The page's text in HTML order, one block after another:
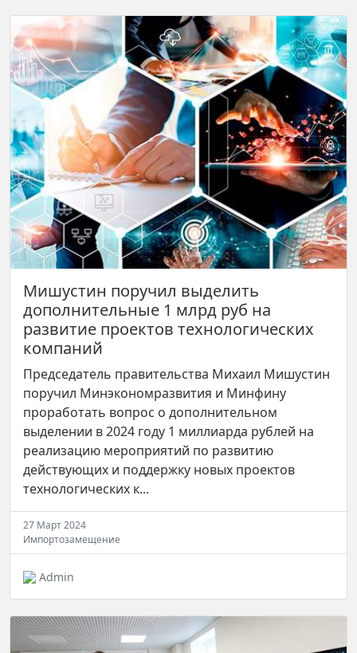
Мишустин поручил выделить
дополнительные 1 млрд руб на
развитие проектов технологических
компаний
Председатель правительства Михаил Мишустин
поручил Минэкономразвития и Минфину
проработать вопрос о дополнительном
выделении в 2024 году 1 миллиарда рублей на
реализацию мероприятий по развитию
действующих и поддержку новых проектов
технологических к...
27 Март 2024
Импортозамещение
Admin